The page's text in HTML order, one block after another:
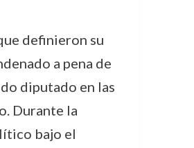
definieron su
a pena de
diputado en las
Durante la
bajo el